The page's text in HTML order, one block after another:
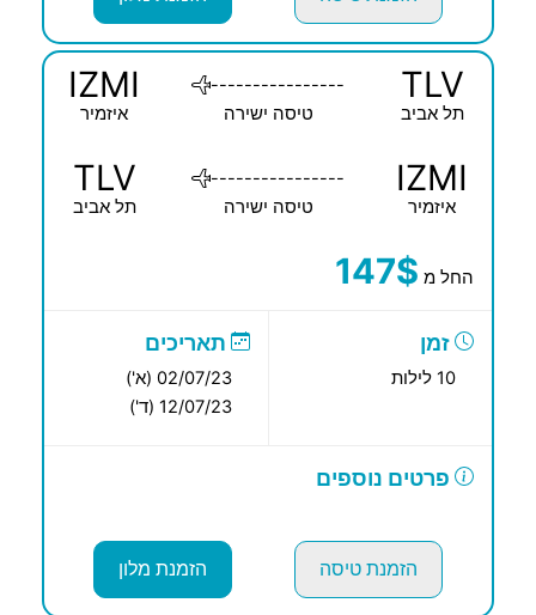
TLV
תל אביב
----------------
טיסה ישירה
IZMI
איזמיר
IZMI
איזמיר
----------------
טיסה ישירה
TLV
תל אביב
החל מ 147$
זמן
10 לילות
תאריכים
02/07/23 (א')
12/07/23 (ד')
פרטים נוספים
הזמנת טיסה הזמנת מלון